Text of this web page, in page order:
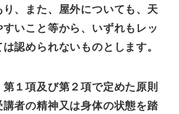
、また、屋外についても、天
いこと等から、いずれもレッ
認められないものとします。
第１項及び第２項で定めた原則
者の精神又は身体の状態を踏